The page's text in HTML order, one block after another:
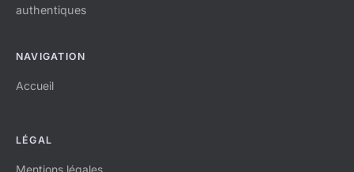
authentiques
NAVIGATION
Accueil
LÉGAL
Mentions légales